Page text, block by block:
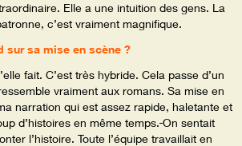
Elle a une intuition des gens. La
c’est vraiment magnifique.
sur sa mise en scène ?
fait. C’est très hybride. Cela passe d’un
vraiment aux romans. Sa mise en
narration qui est assez rapide, haletante et
d’histoires en même temps. On sentait
l’histoire. Toute l’équipe travaillait en